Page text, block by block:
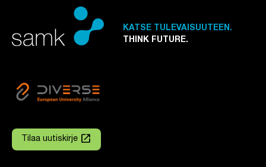
KATSE TULEVAISUUTEEN.
THINK FUTURE.
Tilaa uutiskirje
Linkki avautuu uuteen välilehteen
launch